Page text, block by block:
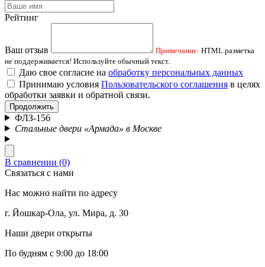
Рейтинг
Ваш отзыв Примечание: HTML разметка
не поддерживается! Используйте обычный текст.
Даю свое согласие на обработку персональных данных
Принимаю условия Пользовательского соглашения в целях
обработки заявки и обратной связи.
Продолжить
ФЛЗ-156
Стальные двери «Армада» в Москве
В сравнении (0)
Связаться с нами
Нас можно найти по адресу
г. Йошкар-Ола, ул. Мира, д. 30
Наши двери открыты
По будням с 9:00 до 18:00